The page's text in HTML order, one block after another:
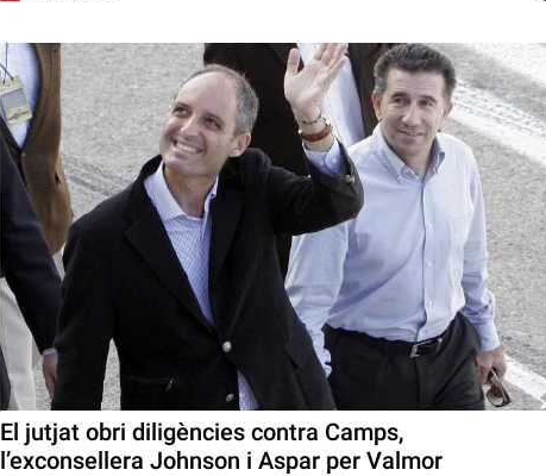
El jutjat obri diligències contra Camps,
l’exconsellera Johnson i Aspar per Valmor